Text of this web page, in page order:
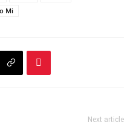
Mi
Next article